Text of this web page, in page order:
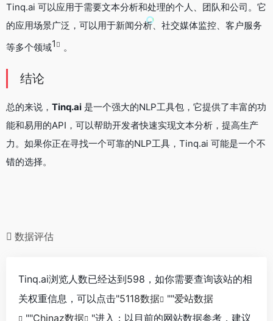
Tinq.ai 可以应用于需要文本分析和处理的个人、团队和公司。它
的应用场景广泛，可以用于新闻分析、社交媒体监控、客户服务
等多个领域1 。
结论
总的来说， Tinq.ai 是一个强大的NLP工具包，它提供了丰富的功
能和易用的API，可以帮助开发者快速实现文本分析，提高生产
力。如果你正在寻找一个可靠的NLP工具，Tinq.ai 可能是一个不
错的选择。
数据评估
Tinq.ai浏览人数已经达到598，如你需要查询该站的相
关权重信息，可以点击"5118数据 ""爱站数据
""Chinaz数据
"进入；以目前的网站数据参考，建议